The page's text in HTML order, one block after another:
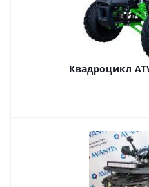
Квадроцикл